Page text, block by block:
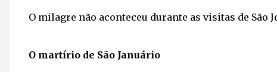
O milagre não aconteceu durante as visitas de São
O martírio de São Januário